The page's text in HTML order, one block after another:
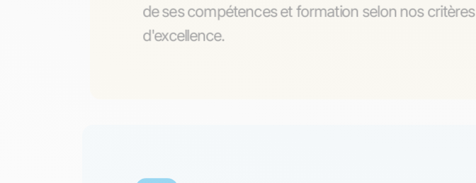
de ses compétences et formation selon nos critères
d'excellence.